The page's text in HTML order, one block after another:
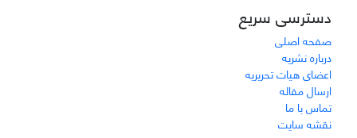
دسترسی سریع
صفحه اصلی
درباره نشریه
اعضای هیات تحریریه
ارسال مقاله
تماس با ما
نقشه سایت